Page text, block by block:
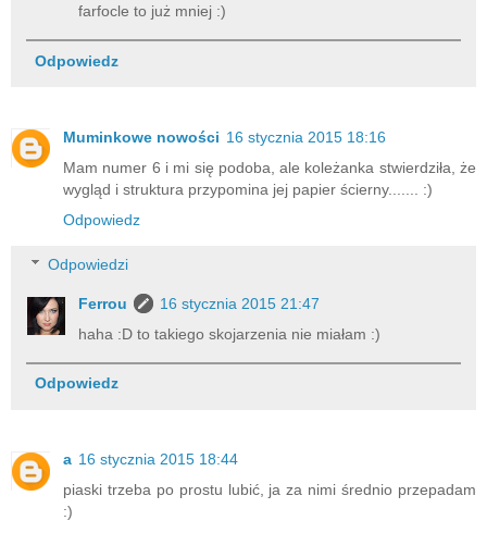
farfocle to już mniej :)
Odpowiedz
Muminkowe nowości 16 stycznia 2015 18:16
Mam numer 6 i mi się podoba, ale koleżanka stwierdziła, że
wygląd i struktura przypomina jej papier ścierny....... :)
Odpowiedz
Odpowiedzi
Ferrou
16 stycznia 2015 21:47
haha :D to takiego skojarzenia nie miałam :)
Odpowiedz
a 16 stycznia 2015 18:44
piaski trzeba po prostu lubić, ja za nimi średnio przepadam
:)